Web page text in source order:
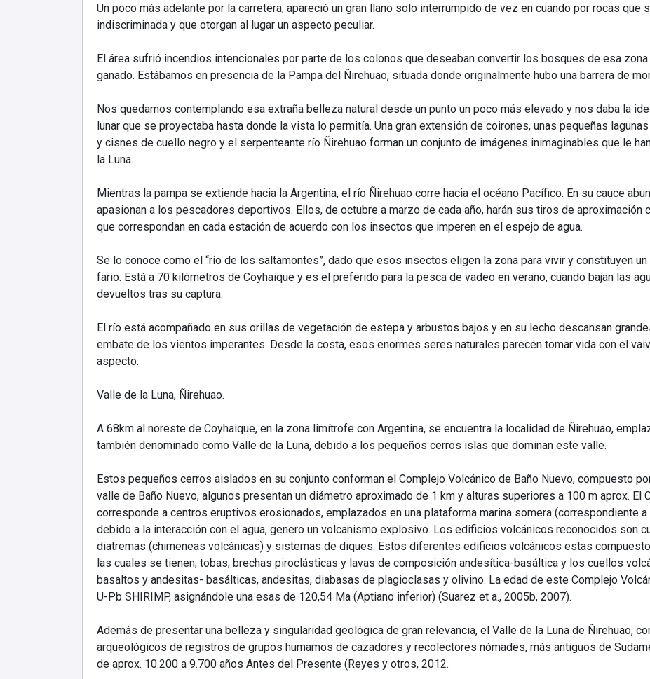
Un poco más adelante por la carretera, apareció un gran llano solo interrumpido de vez en cuando por rocas que
indiscriminada y que otorgan al lugar un aspecto peculiar.
El área sufrió incendios intencionales por parte de los colonos que deseaban convertir los bosques de esa
ganado. Estábamos en presencia de la Pampa del Ñirehuao, situada donde originalmente hubo una barrera de
Nos quedamos contemplando esa extraña belleza natural desde un punto un poco más elevado y nos daba la
lunar que se proyectaba hasta donde la vista lo permitía. Una gran extensión de coirones, unas pequeñas
y cisnes de cuello negro y el serpenteante río Ñirehuao forman un conjunto de imágenes inimaginables que le
la Luna.
Mientras la pampa se extiende hacia la Argentina, el río Ñirehuao corre hacia el océano Pacífico. En su cauce
apasionan a los pescadores deportivos. Ellos, de octubre a marzo de cada año, harán sus tiros de aproximación
que correspondan en cada estación de acuerdo con los insectos que imperen en el espejo de agua.
Se lo conoce como el “río de los saltamontes”, dado que esos insectos eligen la zona para vivir y constituyen
fario. Está a 70 kilómetros de Coyhaique y es el preferido para la pesca de vadeo en verano, cuando bajan las
devueltos tras su captura.
El río está acompañado en sus orillas de vegetación de estepa y arbustos bajos y en su lecho descansan
embate de los vientos imperantes. Desde la costa, esos enormes seres naturales parecen tomar vida con el
aspecto.
Valle de la Luna, Ñirehuao.
A 68km al noreste de Coyhaique, en la zona limítrofe con Argentina, se encuentra la localidad de Ñirehuao,
también denominado como Valle de la Luna, debido a los pequeños cerros islas que dominan este valle.
Estos pequeños cerros aislados en su conjunto conforman el Complejo Volcánico de Baño Nuevo, compuesto
valle de Baño Nuevo, algunos presentan un diámetro aproximado de 1 km y alturas superiores a 100 m aprox. El
corresponde a centros eruptivos erosionados, emplazados en una plataforma marina somera (correspondiente
debido a la interacción con el agua, genero un volcanismo explosivo. Los edificios volcánicos reconocidos son
diatremas (chimeneas volcánicas) y sistemas de diques. Estos diferentes edificios volcánicos estas
las cuales se tienen, tobas, brechas piroclásticas y lavas de composición andesítica-basáltica y los cuellos
basaltos y andesitas- basálticas, andesitas, diabasas de plagioclasas y olivino. La edad de este Complejo
U-Pb SHIRIMP, asignándole una esas de 120,54 Ma (Aptiano inferior) (Suarez et a., 2005b, 2007).
Además de presentar una belleza y singularidad geológica de gran relevancia, el Valle de la Luna de Ñirehuao,
arqueológicos de registros de grupos humamos de cazadores y recolectores nómades, más antiguos de
de aprox. 10.200 a 9.700 años Antes del Presente (Reyes y otros, 2012.